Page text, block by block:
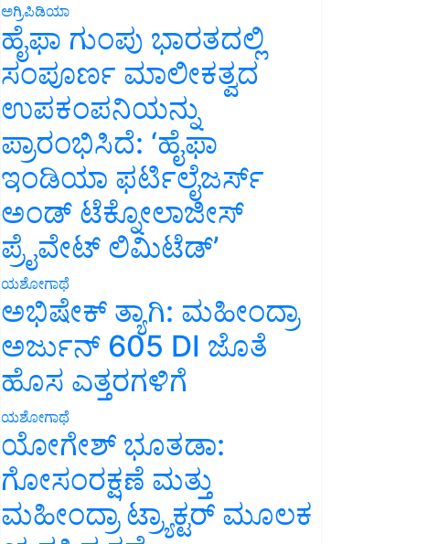
ಅಗ್ರಿಪಿಡಿಯಾ
ಹೈಫಾ ಗುಂಪು ಭಾರತದಲ್ಲಿ
ಸಂಪೂರ್ಣ ಮಾಲೀಕತ್ವದ
ಉಪಕಂಪನಿಯನ್ನು
ಪ್ರಾರಂಭಿಸಿದೆ: ‘ಹೈಫಾ
ಇಂಡಿಯಾ ಫರ್ಟಿಲೈಜರ್ಸ್
ಅಂಡ್ ಟೆಕ್ನೋಲಾಜೀಸ್
ಪ್ರೈವೇಟ್ ಲಿಮಿಟೆಡ್’
ಯಶೋಗಾಥೆ
ಅಭಿಷೇಕ್ ತ್ಯಾಗಿ: ಮಹೀಂದ್ರಾ
ಅರ್ಜುನ್ 605 DI ಜೊತೆ
ಹೊಸ ಎತ್ತರಗಳಿಗೆ
ಯಶೋಗಾಥೆ
ಯೋಗೇಶ್ ಭೂತಡಾ:
ಗೋಸಂರಕ್ಷಣೆ ಮತ್ತು
ಮಹೀಂದ್ರಾ ಟ್ರ್ಯಾಕ್ಟರ್ ಮೂಲಕ